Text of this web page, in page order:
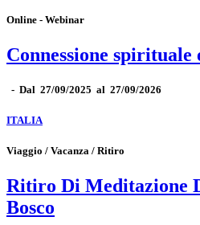
Online - Webinar
Connessione
- Dal 27/09/2025 al 27/09/2026
ITALIA
Viaggio / Vacanza / Ritiro
Ritiro Di Meditazione
Bosco